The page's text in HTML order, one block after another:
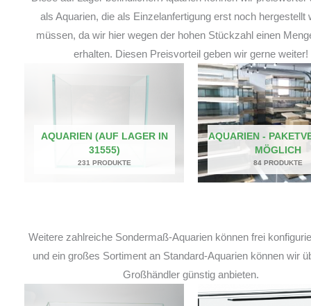
als Aquarien, die als Einzelanfertigung erst noch hergestellt
müssen, da wir hier wegen der hohen Stückzahl einen
erhalten. Diesen Preisvorteil geben wir gerne weiter!
AQUARIEN (AUF LAGER IN
31555)
231 PRODUKTE
AQUARIEN -
MÖGLICH
84 PRODUKTE
Weitere zahlreiche Sondermaß-Aquarien können frei
und ein großes Sortiment an Standard-Aquarien können wir
Großhändler günstig anbieten.